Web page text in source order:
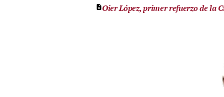
Oier López, primer refuerzo de la